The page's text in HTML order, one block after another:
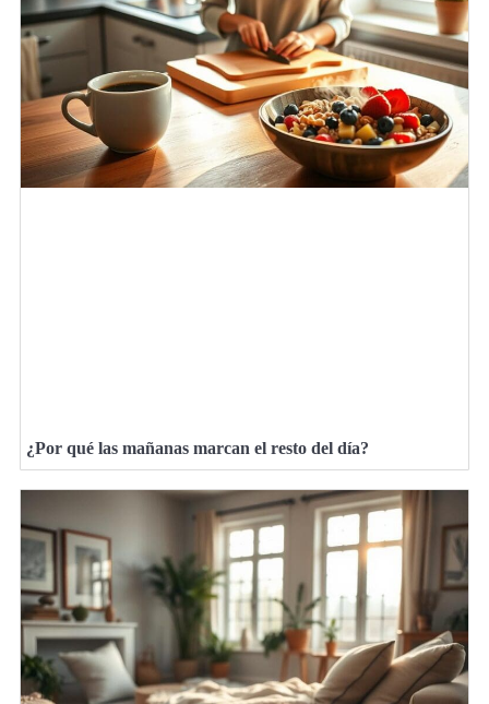
¿Por qué las mañanas marcan el resto del día?